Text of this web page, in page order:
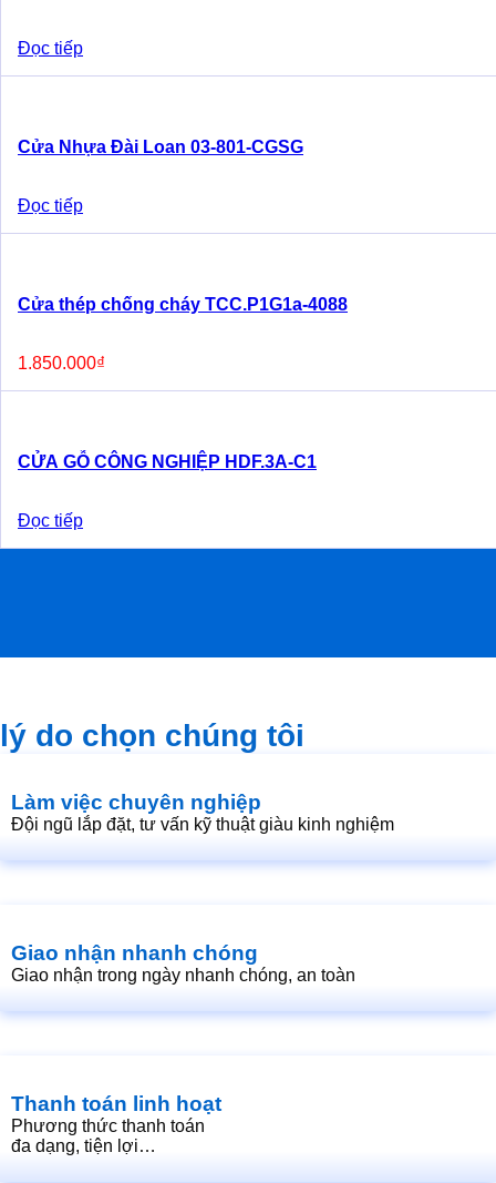
Đọc tiếp
Cửa Nhựa Đài Loan 03-801-CGSG
Đọc tiếp
Cửa thép chống cháy TCC.P1G1a-4088
1.850.000₫
CỬA GỖ CÔNG NGHIỆP HDF.3A-C1
Đọc tiếp
lý do chọn chúng tôi
Làm việc chuyên nghiệp
Đội ngũ lắp đặt, tư vấn kỹ thuật giàu kinh nghiệm
Giao nhận nhanh chóng
Giao nhận trong ngày nhanh chóng, an toàn
Thanh toán linh hoạt
Phương thức thanh toán
đa dạng, tiện lợi…